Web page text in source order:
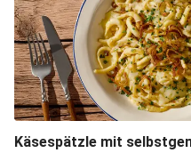
Käsespätzle mit